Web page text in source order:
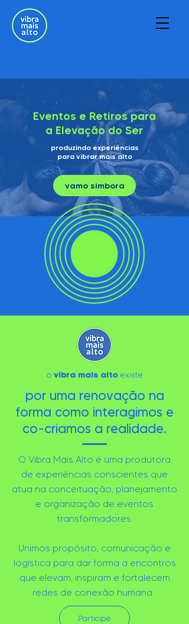
Eventos e Retiros para
a Elevação do Ser
produzindo experiências
para vibrar mais alto
vamo simbora
o vibra mais altoexiste
por uma renovação na
forma como interagimos e
co-criamos a realidade.
O Vibra Mais Alto é uma produtora
de experiências conscientes que
atua na conceituação, planejamento
e organização de eventos
transformadores.
Unimos propósito, comunicação e
logística para dar forma a encontros
que elevam, inspiram e fortalecem
redes de conexão humana.
Participe